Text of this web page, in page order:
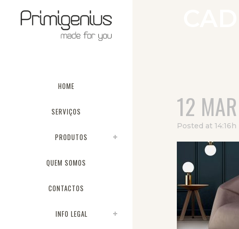
HOME
SERVIÇOS
PRODUTOS
QUEM SOMOS
CONTACTOS
INFO LEGAL
12 MAR
Posted at 14:16h